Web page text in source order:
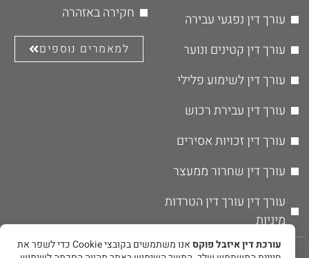
עורך דין נפגעי עבירה
עורך דין קטינים ונוער
עורך דין לשימוע פלילי
עורך דין עבירת רכוש
עורך דין זכויות אסירים
עורך דין שחרור ממעצר
עורך דין עורך דין הטרדות
מיניות
חקירה באזהרה
למאמרים נוספים
© אין להעתיק או לשכפל את תוכן האתר ללא אישור מפורש בכתב מבעל
עורכת דין איזבל פוקס
אנו משתמשים בקובצי Cookie כדי לשפר את